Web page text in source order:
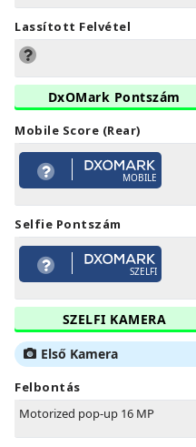
Lassított Felvétel
DxOMark Pontszám
Mobile Score (Rear)
MOBILE
Selfie Pontszám
SZELFI
SZELFI KAMERA
Első Kamera
Felbontás
Motorized pop-up 16 MP